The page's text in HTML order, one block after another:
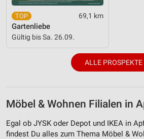
69,1 km
Gartenliebe
Gültig bis Sa. 26.09.
ALLE PROSPEKTE
Möbel & Wohnen Filialen in
Egal ob JYSK oder Depot und IKEA in
findest Du alles zum Thema Möbel &